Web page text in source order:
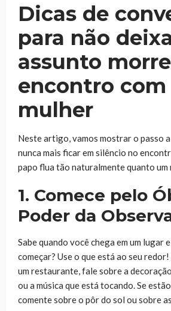
Dicas de
para não
assunto
encontro com
mulher
Neste artigo, vamos mostrar o passo
nunca mais ficar em silêncio no
papo flua tão naturalmente quanto um
1. Comece pelo
Poder da
Sabe quando você chega em um lugar
começar? Use o que está ao seu
um restaurante, fale sobre a
ou a música que está tocando. Se
comente sobre o pôr do sol ou sobre